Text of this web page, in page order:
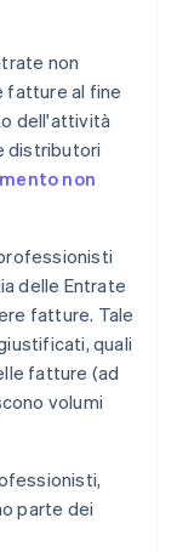
non
fatture al fine
dell'attività
distributori
non
delle Entrate
fatture. Tale
quali
fatture (ad
volumi
parte dei